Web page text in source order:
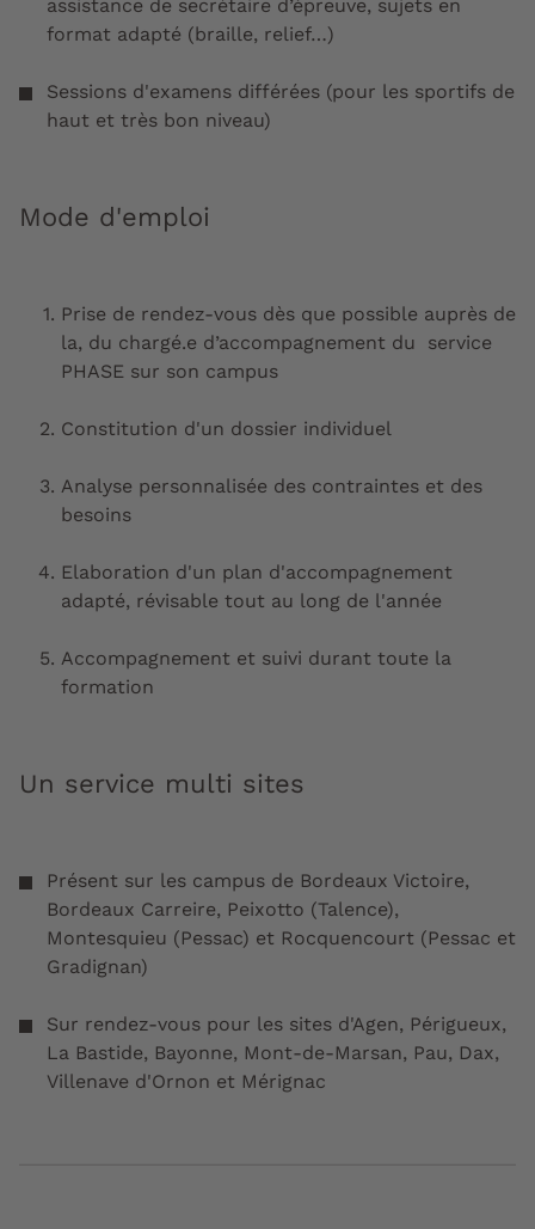
assistance de secrétaire d’épreuve, sujets en
format adapté (braille, relief…)
Sessions d'examens différées (pour les sportifs de
haut et très bon niveau)
Mode d'emploi
Prise de rendez-vous dès que possible auprès de
la, du chargé.e d’accompagnement du service
PHASE sur son campus
Constitution d'un dossier individuel
Analyse personnalisée des contraintes et des
besoins
Elaboration d'un plan d'accompagnement
adapté, révisable tout au long de l'année
Accompagnement et suivi durant toute la
formation
Un service multi sites
Présent sur les campus de Bordeaux Victoire,
Bordeaux Carreire, Peixotto (Talence),
Montesquieu (Pessac) et Rocquencourt (Pessac et
Gradignan)
Sur rendez-vous pour les sites d'Agen, Périgueux,
La Bastide, Bayonne, Mont-de-Marsan, Pau, Dax,
Villenave d'Ornon et Mérignac